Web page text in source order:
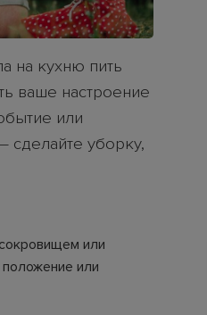
на кухню пить
ваше настроение
или
сделайте уборку,
или
или